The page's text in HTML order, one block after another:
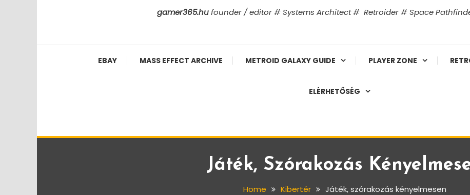
gamer365.hufounder / editor # Systems Architect # Retroider # Space
EBAY MASS EFFECT ARCHIVE METROID GALAXY GUIDE PLAYER ZONE
ELÉRHETŐSÉG
Játék, Szórakozás
Home Kibertér Játék, szórakozás kényelmesen